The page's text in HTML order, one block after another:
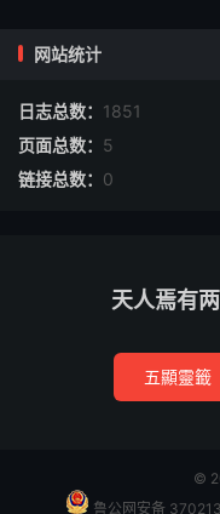
身长十丈，驱逐风云，
入靖默坐，用令牌水盂
天门上立，诸将罗列吾
次噀水，化成风云雷
用一字取炁发声下令
晴想日火趁火而上，直
之神，天中之灵，天
网站统计
日志总数： 1851
页面总数： 5
链接总数： 0
天人焉有
五顯靈籤
©
鲁公网安备